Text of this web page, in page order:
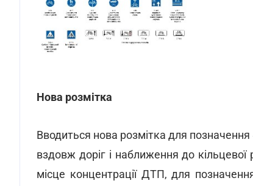
Нова розмітка
Вводиться нова розмітка для
вздовж доріг і наближення до
місце концентрації ДТП, для